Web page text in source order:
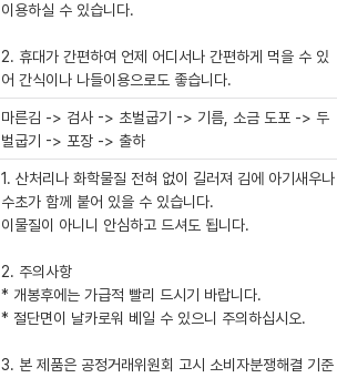
이용하실 수 있습니다.
2. 휴대가 간편하여 언제 어디서나 간편하게 먹을 수 있
어 간식이나 나들이용으로도 좋습니다.
마른김 -> 검사 -> 초벌굽기 -> 기름, 소금 도포 -> 두
벌굽기 -> 포장 -> 출하
1. 산처리나 화학물질 전혀 없이 길러져 김에 아기새우나
수초가 함께 붙어 있을 수 있습니다.
이물질이 아니니 안심하고 드셔도 됩니다.
2. 주의사항
* 개봉후에는 가급적 빨리 드시기 바랍니다.
* 절단면이 날카로워 베일 수 있으니 주의하십시오.
3. 본 제품은 공정거래위원회 고시 소비자분쟁해결 기준